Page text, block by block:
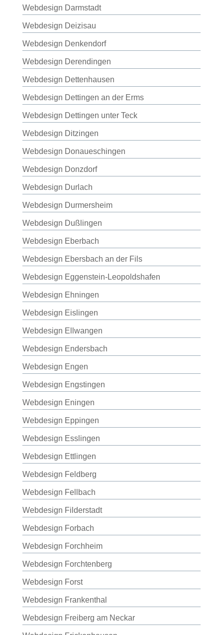
Webdesign Darmstadt
Webdesign Deizisau
Webdesign Denkendorf
Webdesign Derendingen
Webdesign Dettenhausen
Webdesign Dettingen an der Erms
Webdesign Dettingen unter Teck
Webdesign Ditzingen
Webdesign Donaueschingen
Webdesign Donzdorf
Webdesign Durlach
Webdesign Durmersheim
Webdesign Dußlingen
Webdesign Eberbach
Webdesign Ebersbach an der Fils
Webdesign Eggenstein-Leopoldshafen
Webdesign Ehningen
Webdesign Eislingen
Webdesign Ellwangen
Webdesign Endersbach
Webdesign Engen
Webdesign Engstingen
Webdesign Eningen
Webdesign Eppingen
Webdesign Esslingen
Webdesign Ettlingen
Webdesign Feldberg
Webdesign Fellbach
Webdesign Filderstadt
Webdesign Forbach
Webdesign Forchheim
Webdesign Forchtenberg
Webdesign Forst
Webdesign Frankenthal
Webdesign Freiberg am Neckar